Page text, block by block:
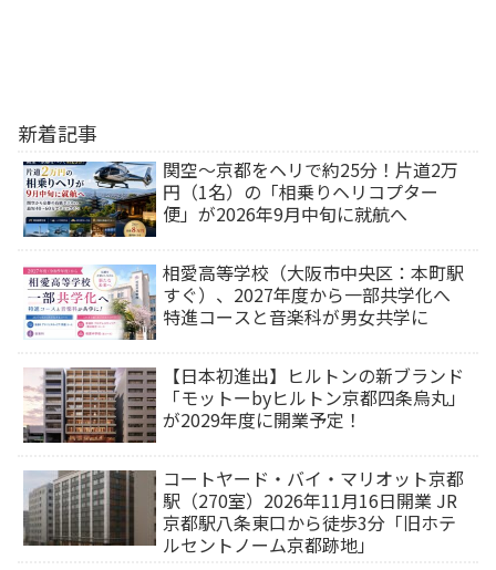
新着記事
関空～京都をヘリで約25分！片道2万
円（1名）の「相乗りヘリコプター
便」が2026年9月中旬に就航へ
相愛高等学校（大阪市中央区：本町駅
すぐ）、2027年度から一部共学化へ
特進コースと音楽科が男女共学に
【日本初進出】ヒルトンの新ブランド
「モットーbyヒルトン京都四条烏丸」
が2029年度に開業予定！
コートヤード・バイ・マリオット京都
駅（270室）2026年11月16日開業 JR
京都駅八条東口から徒歩3分「旧ホテ
ルセントノーム京都跡地」